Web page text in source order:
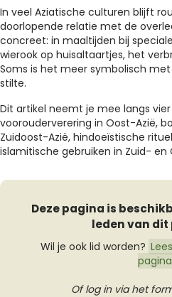
In veel Aziatische culturen blijft
doorlopende relatie met de
concreet: in maaltijden bij
wierook op huisaltaartjes, het
Soms is het meer symbolisch
stilte.
Dit artikel neemt je mee langs
voorouderverering in Oost-Azië,
Zuidoost-Azië, hindoeïstische
islamitische gebruiken in Zuid- en
Deze pagina is
leden van
Wil je ook lid worden?
pagina
Of log in via het